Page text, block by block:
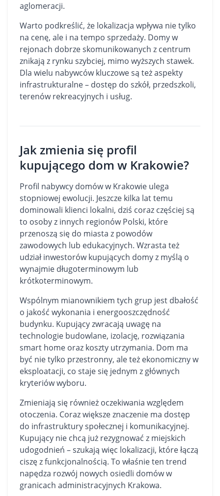
aglomeracji.
Warto podkreślić, że lokalizacja wpływa nie tylko
na cenę, ale i na tempo sprzedaży. Domy w
rejonach dobrze skomunikowanych z centrum
znikają z rynku szybciej, mimo wyższych stawek.
Dla wielu nabywców kluczowe są też aspekty
infrastrukturalne – dostęp do szkół, przedszkoli,
terenów rekreacyjnych i usług.
Jak zmienia się profil
kupującego dom w Krakowie?
Profil nabywcy domów w Krakowie ulega
stopniowej ewolucji. Jeszcze kilka lat temu
dominowali klienci lokalni, dziś coraz częściej są
to osoby z innych regionów Polski, które
przenoszą się do miasta z powodów
zawodowych lub edukacyjnych. Wzrasta też
udział inwestorów kupujących domy z myślą o
wynajmie długoterminowym lub
krótkoterminowym.
Wspólnym mianownikiem tych grup jest dbałość
o jakość wykonania i energooszczędność
budynku. Kupujący zwracają uwagę na
technologie budowlane, izolację, rozwiązania
smart home oraz koszty utrzymania. Dom ma
być nie tylko przestronny, ale też ekonomiczny w
eksploatacji, co staje się jednym z głównych
kryteriów wyboru.
Zmieniają się również oczekiwania względem
otoczenia. Coraz większe znaczenie ma dostęp
do infrastruktury społecznej i komunikacyjnej.
Kupujący nie chcą już rezygnować z miejskich
udogodnień – szukają więc lokalizacji, które łączą
ciszę z funkcjonalnością. To właśnie ten trend
napędza rozwój nowych osiedli domów w
granicach administracyjnych Krakowa.